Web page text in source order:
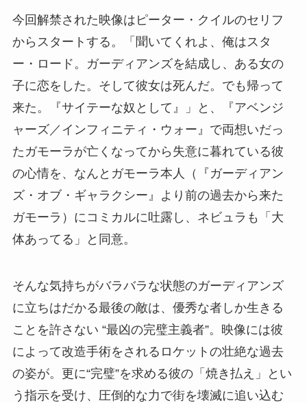
今回解禁された映像はピーター・クイルのセリフ
からスタートする。「聞いてくれよ、俺はスタ
ー・ロード。ガーディアンズを結成し、ある女の
子に恋をした。そして彼女は死んだ。でも帰って
来た。『サイテーな奴として』」と、『アベンジ
ャーズ／インフィニティ・ウォー』で両想いだっ
たガモーラが亡くなってから失意に暮れている彼
の心情を、なんとガモーラ本人（『ガーディアン
ズ・オブ・ギャラクシー』より前の過去から来た
ガモーラ）にコミカルに吐露し、ネビュラも「大
体あってる」と同意。
そんな気持ちがバラバラな状態のガーディアンズ
に立ちはだかる最後の敵は、優秀な者しか生きる
ことを許さない “最凶の完璧主義者”。映像には彼
によって改造手術をされるロケットの壮絶な過去
の姿が。更に“完璧”を求める彼の「焼き払え」とい
う指示を受け、圧倒的な力で街を壊滅に追い込む